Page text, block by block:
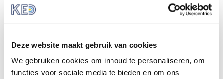
Deze website maakt gebruik van cookies
We gebruiken cookies om inhoud te personaliseren, om
functies voor sociale media te bieden en om ons
innovatie, risicomanagement en samenwerking, met
als doel de digitale autonomie en weerbaarheid te
Tijdens het event staan onder meer de volgende
thema’s centraal: